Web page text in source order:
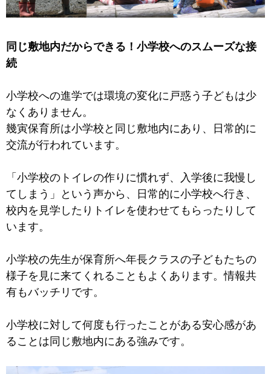
同じ敷地内だからできる！小学校へのスムーズな接
続
小学校への進学では環境の変化に戸惑う子どもは少
なくありません。
幾寅保育所は小学校と同じ敷地内にあり、日常的に
交流が行われています。
「小学校のトイレの作りに慣れず、入学後に我慢し
てしまう」という声から、日常的に小学校へ行き、
校内を見学したりトイレを使わせてもらったりして
います。
小学校の先生が保育所へ年長クラスの子どもたちの
様子を見に来てくれることもよくあります。情報共
有もバッチリです。
小学校に対して何度も行ったことがある安心感があ
ることは同じ敷地内にある強みです。